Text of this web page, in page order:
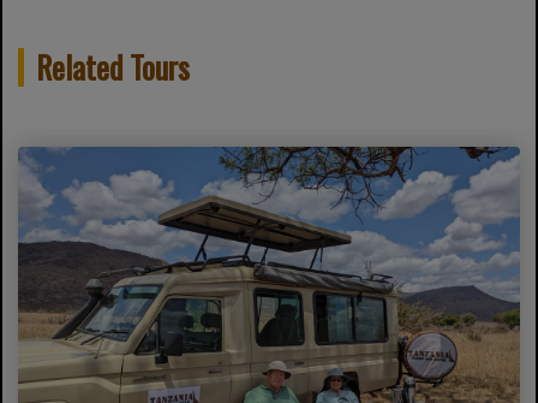
Related Tours